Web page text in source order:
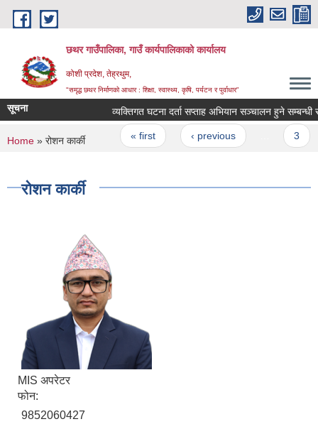
Skip to main content
छथर गाउँपालिका, गाउँ कार्यपालिकाको कार्यालय
कोशी प्रदेश, तेह्रथुम,
"समृद्ध छथर निर्माणको आधार : शिक्षा, स्वास्थ्य, कृषि, पर्यटन र पुर्वाधार”
सूचना व्यक्तिगत घटना दर्ता सप्ताह अभियान सञ्चालन हुने सम्बन्धी
Pages
« first ‹ previous
You are here
Home » रोशन कार्की
रोशन कार्की
MIS अपरेटर
फोन:
9852060427